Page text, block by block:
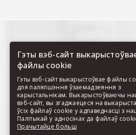
Рекомендуем
О нас
Продукты
Новинки
Изделия под заказ
Гэты вэб-сайт
файлы cookie
Гэты вэб-сайт выкарыстоўвае файлы
для паляпшэння ўзаемадзеяння з
карыстальнікам. Выкарыстоўваючы
вэб-сайт, вы згаджаецеся на
ўсіх файлаў cookie у адпаведнасці з
Палітыкай у адносінах да файлаў
Прачытайце больш